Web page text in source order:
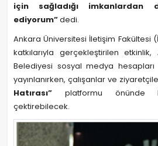
için sağladığı imkanlardan
ediyorum”dedi.
Ankara Üniversitesi İletişim Fakültesi
katkılarıyla gerçekleştirilen
Belediyesi sosyal medya
yayınlanırken, çalışanlar ve
Hatırası” platformu önünde
çektirebilecek.